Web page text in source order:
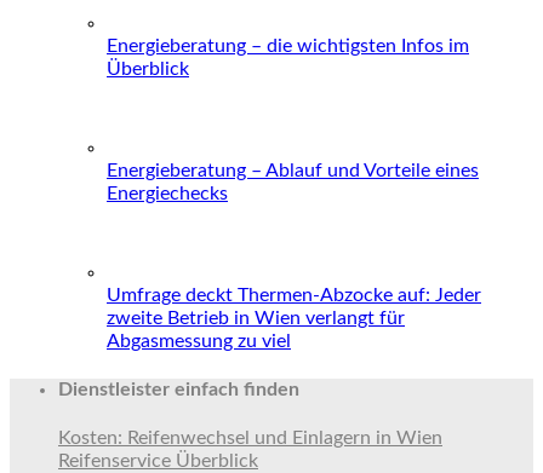
Energieberatung – die wichtigsten Infos im
Überblick
Energieberatung – Ablauf und Vorteile eines
Energiechecks
Umfrage deckt Thermen-Abzocke auf: Jeder
zweite Betrieb in Wien verlangt für
Abgasmessung zu viel
Dienstleister einfach finden
Kosten: Reifenwechsel und Einlagern in Wien
Reifenservice Überblick